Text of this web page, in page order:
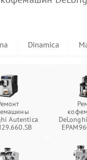
Dinamica
Autentica